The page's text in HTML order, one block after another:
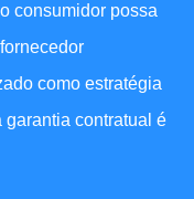
consumidor possa
como estratégia
garantia contratual é